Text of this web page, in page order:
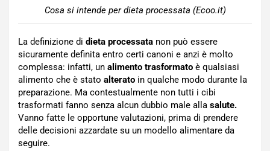
Cosa si intende per dieta processata (Ecoo.it)
La definizione di dieta processata non può essere
sicuramente definita entro certi canoni e anzi è molto
complessa: infatti, un alimento trasformato è qualsiasi
alimento che è stato alterato in qualche modo durante la
preparazione. Ma contestualmente non tutti i cibi
trasformati fanno senza alcun dubbio male alla salute.
Vanno fatte le opportune valutazioni, prima di prendere
delle decisioni azzardate su un modello alimentare da
seguire.